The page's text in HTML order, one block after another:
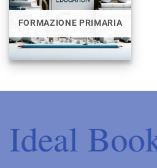
FORMAZIONE PRIMARIA